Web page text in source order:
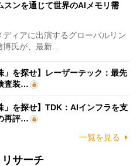
スンを通じて世界のAIメモリ需
ィアに出演するグローバルリン
氏が、最新…
」を探せ】レーザーテック：最先
査装…
」を探せ】TDK：AIインフラを支
再評…
一覧を見る
サーチ